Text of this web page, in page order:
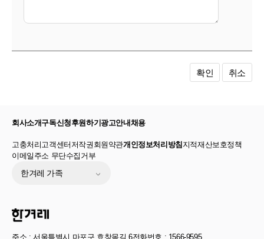
확인 취소
회사소개구독신청후원하기 광고안내채용
고충처리고객센터 저작권 회원약관개인정보처리방침 지적재산보호정책
이메일주소 무단수집거부
한겨레 가족
주소 : 서울특별시 마포구 효창목길 6전화번호 : 1566-9595